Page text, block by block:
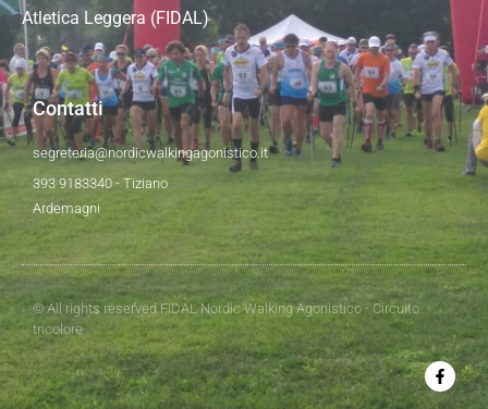
Atletica Leggera (FIDAL)
Contatti
segreteria@nordicwalkingagonistico.it
393 9183340 - Tiziano
Ardemagni
© All rights reserved FIDAL Nordic Walking Agonistico - Circuito
tricolore